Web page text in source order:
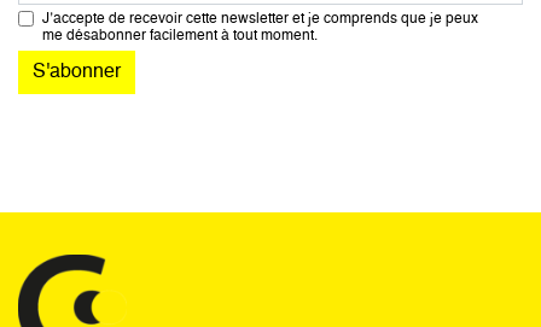
J’accepte de recevoir cette newsletter et je comprends que je peux
me désabonner facilement à tout moment.